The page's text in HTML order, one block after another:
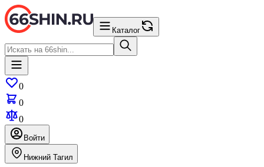
Каталог
0
0
0
Войти
Нижний Тагил